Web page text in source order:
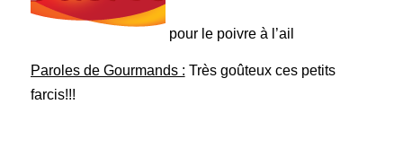
pour le poivre à l’ail
Paroles de Gourmands : Très goûteux ces petits
farcis!!!